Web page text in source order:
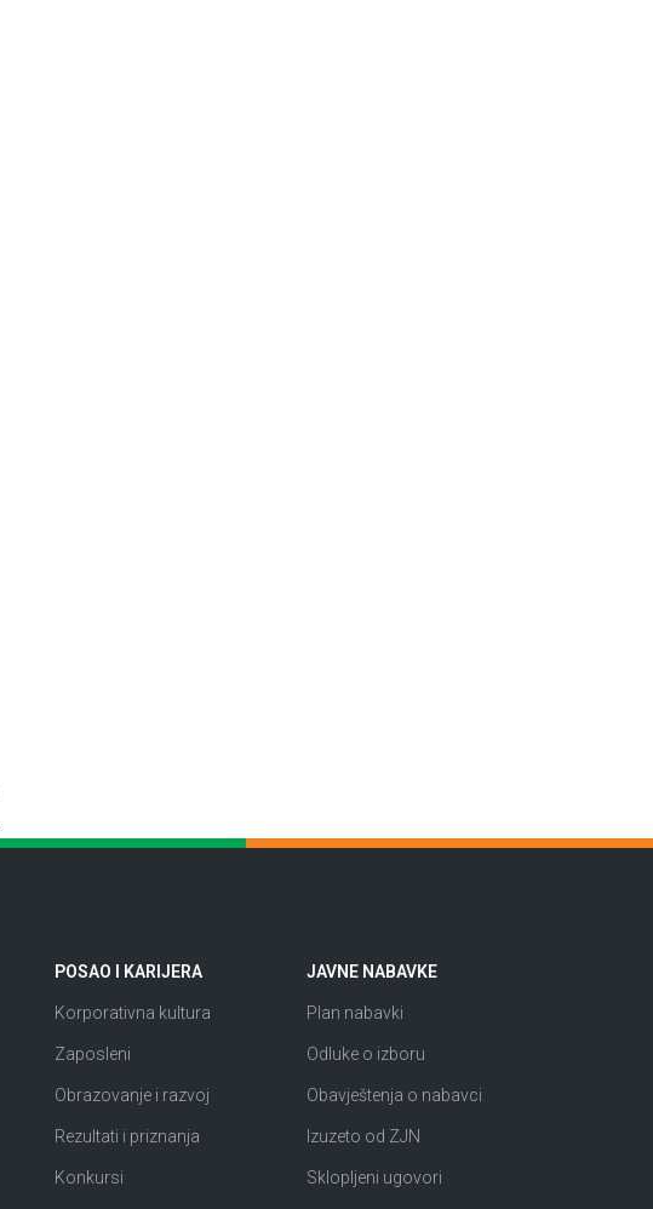
POSAO I KARIJERA
Korporativna kultura
Zaposleni
Obrazovanje i razvoj
Rezultati i priznanja
Konkursi
JAVNE NABAVKE
Plan nabavki
Odluke o izboru
Obavještenja o nabavci
Izuzeto od ZJN
Sklopljeni ugovori